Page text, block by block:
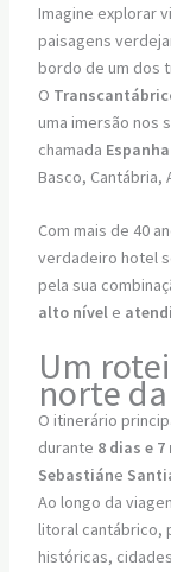
Imagine explorar
paisagens
bordo de um dos
O
uma imersão nos
chamada
Basco, Cantábria,
Com mais de 40
verdadeiro hotel
pela sua
alto nívele
Um
norte
O itinerário
durante 8 dias e
Sebastiáne
Ao longo da
litoral cantábrico,
históricas,